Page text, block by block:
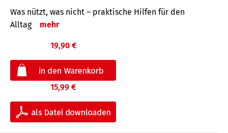
Was nützt, was nicht – praktische Hilfen für den
Alltag
mehr
19,90 €
15,99 €